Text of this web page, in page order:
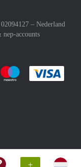
+
– Nederland
nep-accounts
af met Paypal
rekent gemakkelijk af met
Je rekent